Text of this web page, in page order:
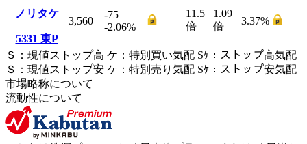
ノリタケ
5331 東P
3,560
-75
-2.06%
11.5
倍
1.09
倍
3.37%
Ｓ ： 現値ストップ高 ケ ： 特別買い気配 Sｹ ： ストップ高気配
Ｓ ： 現値ストップ安 ケ ： 特別売 り 気配 Sｹ ： ストップ安気配
市場略称について
流動性について